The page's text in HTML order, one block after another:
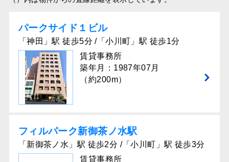
パークサイド１ビル
「神田」駅 徒歩5分 /「小川町」駅 徒歩1分
賃貸事務所
築年月：1987年07月
（約200m）
フィルパーク新御茶ノ水駅
「新御茶ノ水」駅 徒歩2分 /「小川町」駅 徒歩3分
賃貸事務所